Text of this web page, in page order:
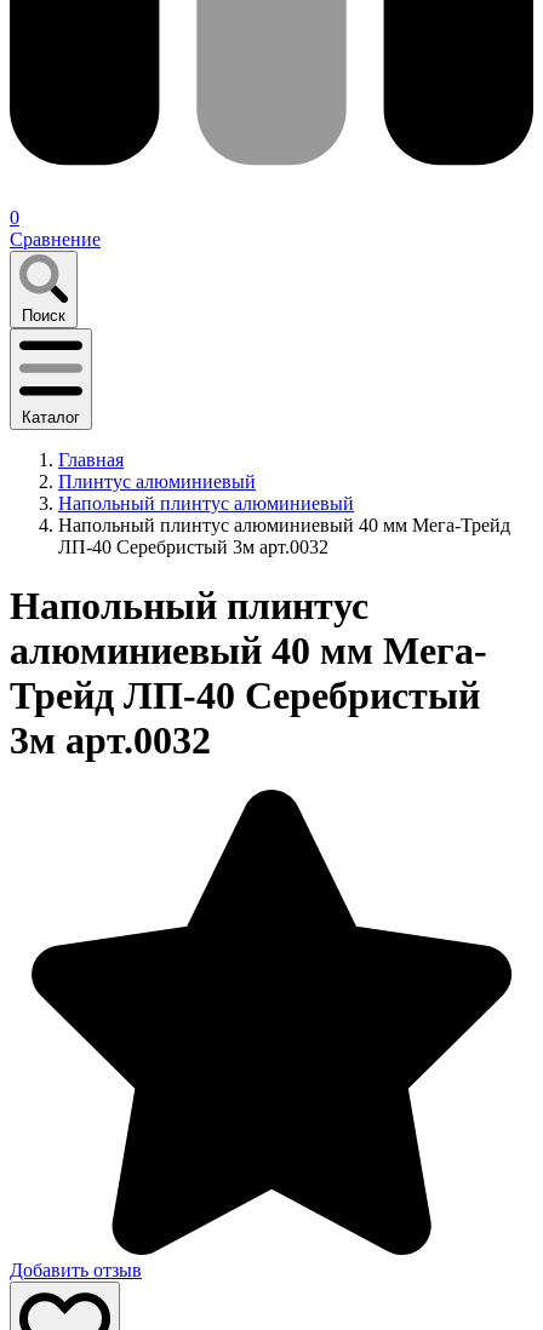
0
Сравнение
Поиск
Каталог
Главная
Плинтус алюминиевый
Напольный плинтус алюминиевый
Напольный плинтус алюминиевый 40 мм Мега-Трейд
ЛП-40 Серебристый 3м арт.0032
Напольный плинтус
алюминиевый 40 мм Мега-
Трейд ЛП-40 Серебристый
3м арт.0032
Добавить отзыв